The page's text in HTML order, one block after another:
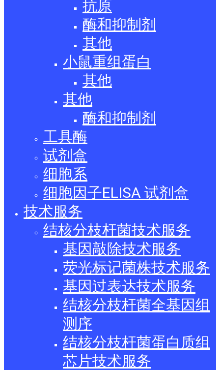
抗原
酶和抑制剂
其他
小鼠重组蛋白
其他
其他
酶和抑制剂
工具酶
试剂盒
细胞系
细胞因子ELISA 试剂盒
技术服务
结核分枝杆菌技术服务
基因敲除技术服务
荧光标记菌株技术服务
基因过表达技术服务
结核分枝杆菌全基因组
测序
结核分枝杆菌蛋白质组
芯片技术服务